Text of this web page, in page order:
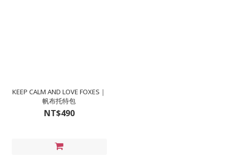
KEEP CALM AND LOVE FOXES｜
帆布托特包
NT$490